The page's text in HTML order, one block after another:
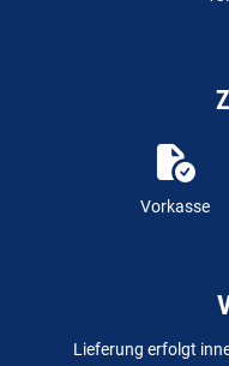
Vorkasse
Lieferung erfolgt